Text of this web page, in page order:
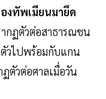
งทัพเมียนมายึด
กฏตัวต่อสาธารณชน
วไปพร้อมกับแกน
ตัวต่อศาลเมื่อวัน